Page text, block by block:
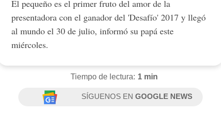
El pequeño es el primer fruto del amor de la
presentadora con el ganador del 'Desafío' 2017 y llegó
al mundo el 30 de julio, informó su papá este
miércoles.
Tiempo de lectura: 1 min
SÍGUENOS ENGOOGLE NEWS